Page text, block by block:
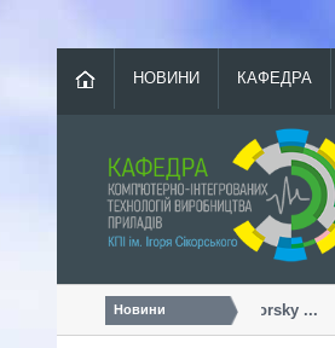
НОВИНИ КАФЕДРА
Новини
Урожайний «Sikorsky ...